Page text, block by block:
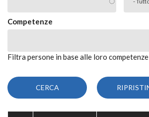
Competenze
Filtra persone in base alle loro competenze